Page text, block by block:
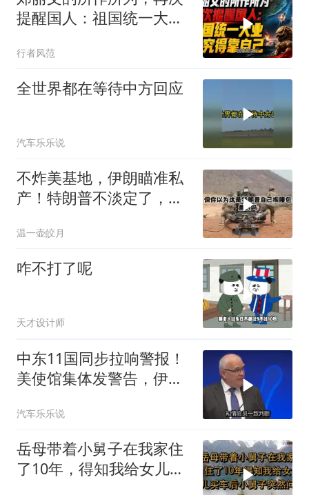
提醒国人：祖国统一大
行者风范
全世界都在等待中方回应
汽车乐乐说
不炸美基地，伊朗瞄准私
产！特朗普不淡定了，被
温一壶皎月
咋不打了呢
天才设计师
中东11国同步拉响警报！
美使馆集体发警告，伊朗
汽车乐乐说
岳母带着小舅子在我家住
了10年，得知我给女儿买